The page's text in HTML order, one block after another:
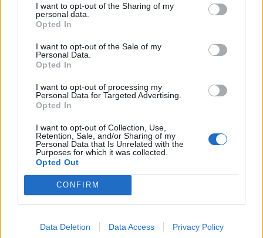
I want to opt-out of the Sharing of my
personal data.
Opted In
I want to opt-out of the Sale of my
Personal Data.
Opted In
I want to opt-out of processing my
Personal Data for Targeted Advertising.
Opted In
I want to opt-out of Collection, Use,
Retention, Sale, and/or Sharing of my
Personal Data that Is Unrelated with the
Purposes for which it was collected.
Opted Out
CONFIRM
Data Deletion Data Access Privacy Policy
COMMENTS
Συνδεθείτε για να σχολιάσετε
LATEST NEWS
ΕΠΙΚΑΙΡΟΤΗΤΑ
Πληρωμές 33,58 εκατ. ευρώ σε 67.746 αγρότες για
λιπάσματα – Άρχισε η ενίσχυση του 15%
ΠΟΔΟΣΦΑΙΡΟ
Αγγλία: Κατηγορείται για επίθεση ο Άιβαν Τόνεϊ
GREEK BASKET LEAGUE